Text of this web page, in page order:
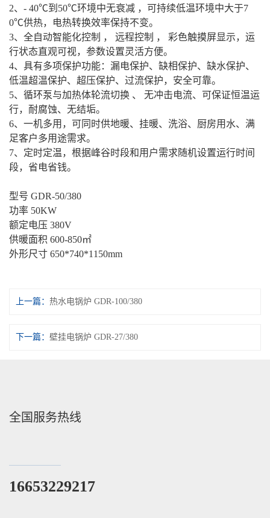
2、- 40℃到50℃环境中无衰减 ，可持续低温环境中大于7
0℃供热，电热转换效率保持不变。
3、全自动智能化控制 ， 远程控制 ， 彩色触摸屏显示，运
行状态直观可视，参数设置灵活方便。
4、具有多项保护功能：漏电保护、缺相保护、缺水保护、
低温超温保护、超压保护、过流保护，安全可靠。
5、循环泵与加热体轮流切换 、 无冲击电流、可保证恒温运
行，耐腐蚀、无结垢。
6、一机多用，可同时供地暖、挂暖、洗浴、厨房用水、满
足客户多用途需求。
7、定时定温，根据峰谷时段和用户需求随机设置运行时间
段，省电省钱。
型号 GDR-50/380
功率 50KW
额定电压 380V
供暖面积 600-850㎡
外形尺寸 650*740*1150mm
上一篇： 热水电锅炉 GDR-100/380
下一篇： 壁挂电锅炉 GDR-27/380
全国服务热线
16653229217